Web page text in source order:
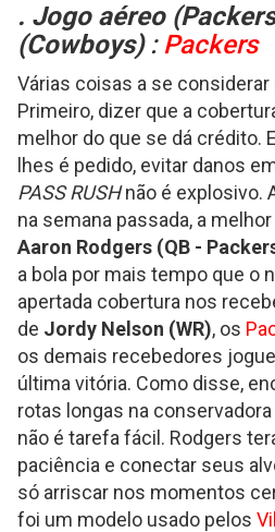
. Jogo aéreo (Packers
(Cowboys):Packers
Várias coisas a se
Primeiro, dizer que a
melhor do que se dá crédito.
lhes é pedido, evitar danos
PASS RUSHnão é explosivo.
na semana passada, a
Aaron Rodgers (QB -
a bola por mais tempo que o
apertada cobertura nos
de Jordy Nelson (WR), os
os demais recebedores
última vitória. Como disse,
rotas longas na
não é tarefa fácil. Rodgers
paciência e conectar seus
só arriscar nos momentos
foi um modelo usado pelos